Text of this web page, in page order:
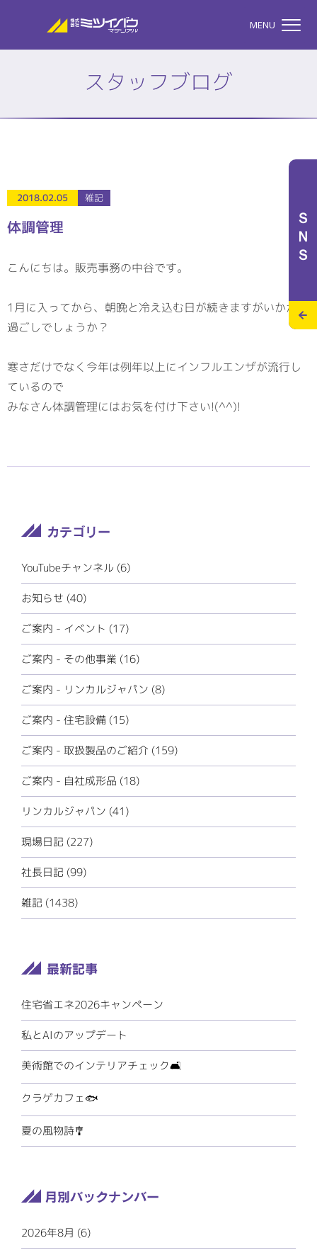
株式会社ミツイバウマテリア
MENU
私たちのこと
特設サイト
施工実績 スタッフブログ
お問合せ
ＳＮＳ
スタッフブログ
2018.02.05 雑記
体調管理
こんにちは。販売事務の中谷です。
1月に入ってから、朝晩と冷え込む日が続きますがいかがお
過ごしでしょうか？
寒さだけでなく今年は例年以上にインフルエンザが流行し
ているので
みなさん体調管理にはお気を付け下さい!(^^)!
YouTubeチャンネル (6)
お知らせ (40)
ご案内 - イベント (17)
ご案内 - その他事業 (16)
ご案内 - リンカルジャパン (8)
ご案内 - 住宅設備 (15)
ご案内 - 取扱製品のご紹介 (159)
ご案内 - 自社成形品 (18)
リンカルジャパン (41)
現場日記 (227)
社長日記 (99)
雑記 (1438)
住宅省エネ2026キャンペーン
私とAIのアップデート
美術館でのインテリアチェック🛋️
クラゲカフェ🐟
夏の風物詩🎐
2026年8月 (6)